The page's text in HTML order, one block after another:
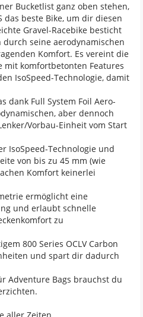
Bucketlist ganz oben stehen,
das beste Bike, um dir diesen
Gravel-Racebike besticht
seine aerodynamischen
Komfort. Es vereint die
mit komfortbetonten Features
IsoSpeed-Technologie, damit
dank Full System Foil Aero-
aber dennoch
Vorbau-Einheit vom Start
IsoSpeed-Technologie und
von bis zu 45 mm (wie
Komfort keinerlei
ermöglicht eine
und erlaubt schnelle
zu
800 Series OCLV Carbon
und spart dir dadurch
Adventure Bags brauchst du